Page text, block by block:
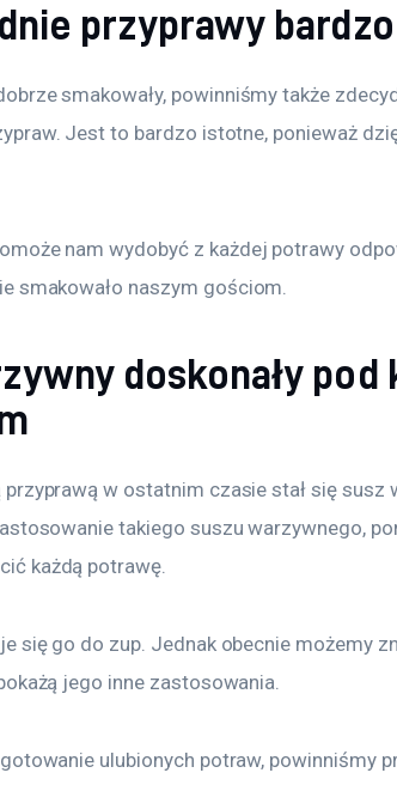
przyprawy
smakowały, powinniśmy także
Jest to bardzo istotne, ponieważ
nam wydobyć z każdej potrawy
smakowało naszym gościom.
doskonały pod
przyprawą w ostatnim czasie stał się susz
takiego suszu warzywnego,
każdą potrawę.
się go do zup. Jednak obecnie możemy
jego inne zastosowania.
ulubionych potraw, powinniśmy